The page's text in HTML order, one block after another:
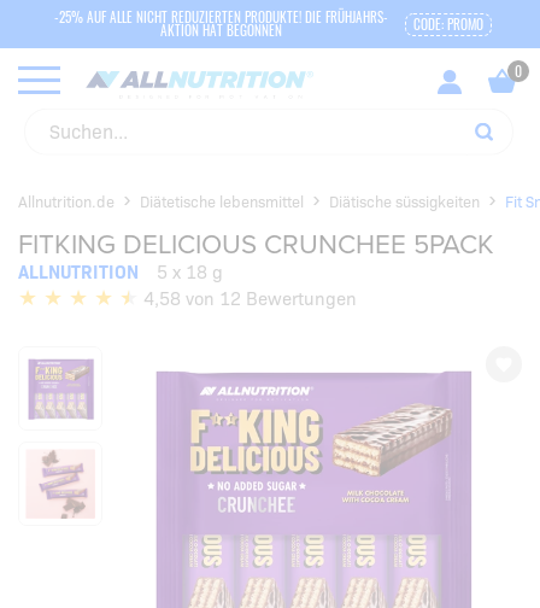
-25% AUF ALLE NICHT REDUZIERTEN PRODUKTE! DIE FRÜHJAHRS-
AKTION HAT BEGONNEN CODE: PROMO
Allnutrition.de Diätetische lebensmittel Diätische süssigkeiten Fit
FITKING DELICIOUS CRUNCHEE 5PACK
ALLNUTRITION
5 x 18 g
4,58 von 12 Bewertungen